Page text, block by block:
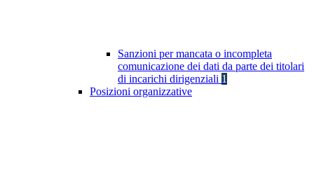
Sanzioni per mancata o incompleta
comunicazione dei dati da parte dei titolari
di incarichi dirigenziali 1
Posizioni organizzative